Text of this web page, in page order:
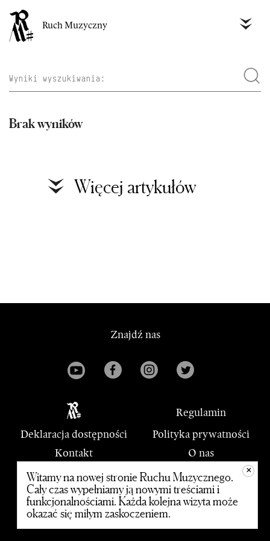
Ruch Muzyczny
Brak wyników
Więcej artykułów
Znajdź nas
Regulamin
Deklaracja dostępności
Polityka prywatności
Kontakt
O nas
PWM
© 2020 Polskie Wydawnictwo Muzyczne
+
Witamy na nowej stronie Ruchu Muzycznego.
Cały czas wypełniamy ją nowymi treściami i
funkcjonalnościami. Każda kolejna wizyta może
okazać się miłym zaskoczeniem.